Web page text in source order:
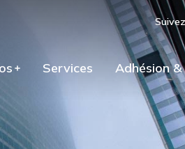
Services Adhésion